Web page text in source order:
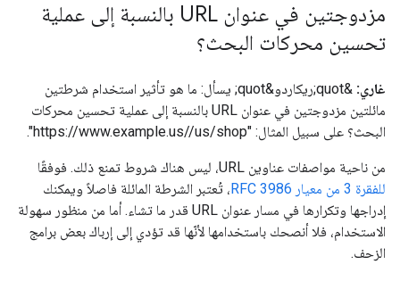
مزدوجتين في عنوان URL بالنسبة إلى عملية
تحسين محركات البحث؟
غاري:
&quot;ريكاردو&quot; يسأل: ما هو تأثير استخدام شرطتين
مائلتين مزدوجتين في عنوان URL بالنسبة إلى عملية تحسين محركات
البحث؟ على سبيل المثال: "https://www.example.us//us/shop".
من ناحية مواصفات عناوين URL، ليس هناك شروط تمنع ذلك. فوفقًا
للفقرة 3 من معيار RFC 3986
، تُعتبر الشرطة المائلة فاصلاً ويمكنك
إدراجها وتكرارها في مسار عنوان URL قدر ما تشاء. أما من منظور سهولة
الاستخدام، فلا أنصحك باستخدامها لأنّها قد تؤدي إلى إرباك بعض برامج
الزحف.